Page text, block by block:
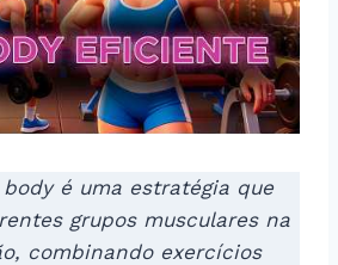
é uma estratégia que
grupos musculares na
combinando exercícios